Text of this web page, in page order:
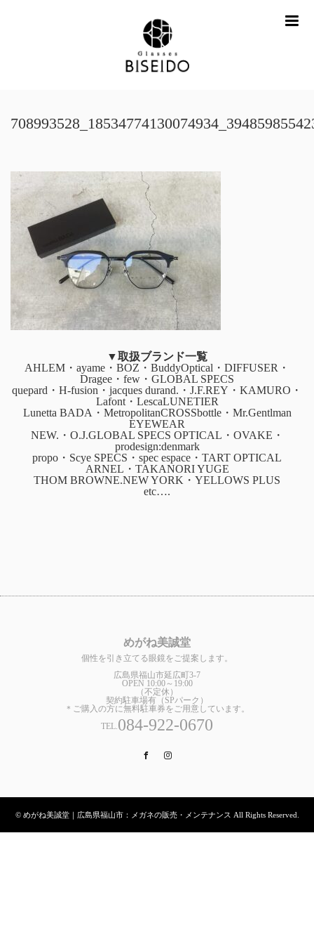
▼取扱ブランド一覧
AHLEM・ayame・BOZ・BuddyOptical・DIFFUSER・
Dragee・few・GLOBAL SPECS
quepard・H-fusion・jacques durand.・J.F.REY・KAMURO・
Lafont・LescaLUNETIER
Lunetta BADA・MetropolitanCROSSbottle・Mr.Gentlman
EYEWEAR
NEW.・O.J.GLOBAL SPECS OPTICAL・OVAKE・
prodesign:denmark
propo・Scye SPECS・spec espace・TART OPTICAL
ARNEL・TAKANORI YUGE
THOM BROWNE.NEW YORK・YELLOWS PLUS
etc….
めがね美誠堂
個性を引き立てる眼鏡をご提案します。
広島県福山市延広町3-7
OPEN 10:00～19:00
（不定休）
契約駐車場有（SPパーク）
＊ご購入の方に無料駐車券をご用意しています。
TEL.084-922-0670
Facebook
© めがね美誠堂｜広島県福山市：メガネの販売・メンテナンス All Rights Reserved.